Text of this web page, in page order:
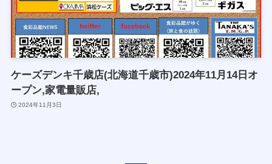
ケーズデンキ千歳店(北海道千歳市)2024年11月14日オ
ープン,家電量販店,
2024年11月3日